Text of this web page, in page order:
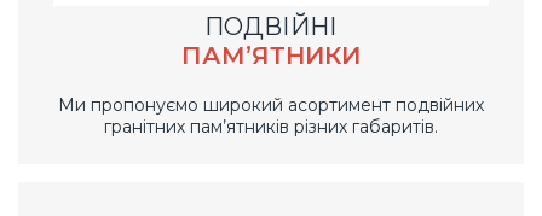
ПОДВІЙНІ
ПАМ’ЯТНИКИ
Ми пропонуємо широкий асортимент подвійних
гранітних пам’ятників різних габаритів.